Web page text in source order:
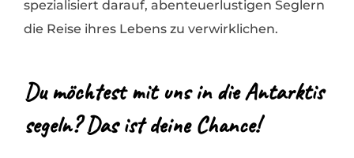
spezialisiert darauf, abenteuerlustigen Seglern
die Reise ihres Lebens zu verwirklichen.
Du möchtest mit uns in die Antarktis
segeln? Das ist deine Chance!